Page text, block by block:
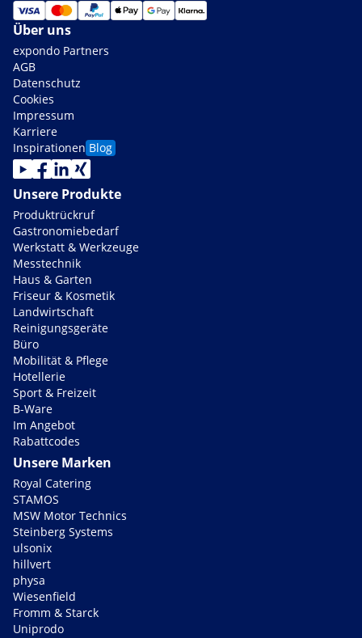
Über uns
expondo Partners
AGB
Datenschutz
Cookies
Impressum
Karriere
Inspirationen Blog
Unsere Produkte
Produktrückruf
Gastronomiebedarf
Werkstatt & Werkzeuge
Messtechnik
Haus & Garten
Friseur & Kosmetik
Landwirtschaft
Reinigungsgeräte
Büro
Mobilität & Pflege
Hotellerie
Sport & Freizeit
B-Ware
Im Angebot
Rabattcodes
Unsere Marken
Royal Catering
STAMOS
MSW Motor Technics
Steinberg Systems
ulsonix
hillvert
physa
Wiesenfield
Fromm & Starck
Uniprodo